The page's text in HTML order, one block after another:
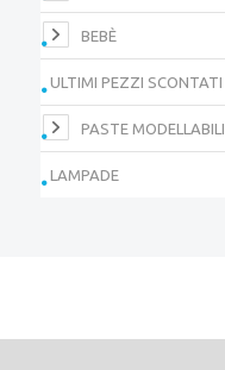
BEBÈ
ULTIMI PEZZI SCONTATI
PASTE MODELLABILI
LAMPADE